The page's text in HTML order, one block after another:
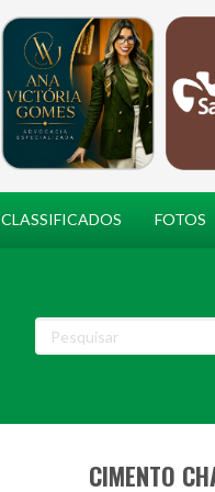
CLASSIFICADOS FOTOS
CIMENTO